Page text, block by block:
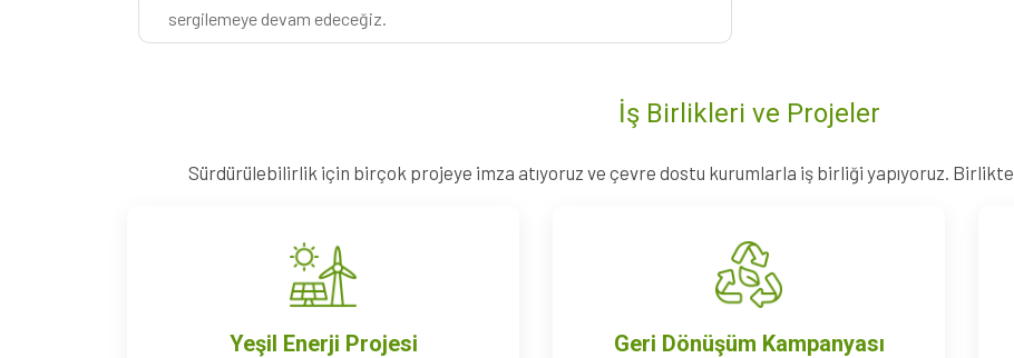
sergilemeye devam edeceğiz.
İş Birlikleri ve Projeler
Sürdürülebilirlik için birçok projeye imza atıyoruz ve çevre dostu kurumlarla iş birliği yapıyoruz. Birlikte
Yeşil Enerji Projesi Geri Dönüşüm Kampanyası